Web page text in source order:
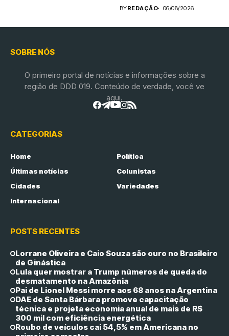
BYREDAÇÃO 06/08/2026
SOBRE NÓS
O primeiro portal de notícias e informações sobre a
região de DDD 019. Conteúdo de verdade, você ve
aqui.
CATEGORIAS
Home
Política
Últimas notícias
Colunistas
Cidades
Variedades
Internacional
POSTS RECENTES
Lorrane Oliveira e Caio Souza são ouro no Brasileiro
de Ginástica
Lula quer mostrar a Trump números de queda do
desmatamento na Amazônia
Pai de Lionel Messi morre aos 68 anos na Argentina
DAE de Santa Bárbara promove capacitação
técnica e projeta economia anual de mais de R$
300 mil com eficiência energética
Roubo de veículos cai 54,5% em Americana no